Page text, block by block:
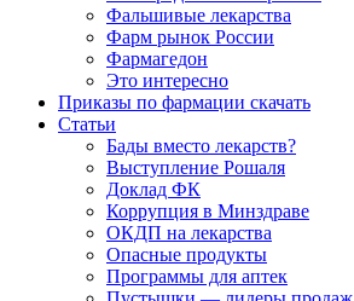
Фальшивые лекарства
Фарм рынок России
Фармагедон
Это интересно
Приказы по фармации скачать
Статьи
Бады вместо лекарств?
Выступление Рошаля
Доклад ФК
Коррупция в Минздраве
ОКДП на лекарства
Опасные продукты
Программы для аптек